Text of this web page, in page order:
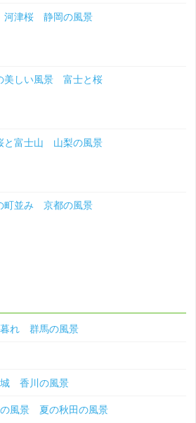
津桜 静岡の風景
美しい風景 富士と桜
と富士山 山梨の風景
町並み 京都の風景
れ 群馬の風景
香川の風景
風景 夏の秋田の風景